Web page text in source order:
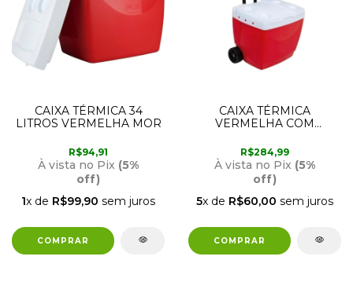
CAIXA TÉRMICA 34
LITROS VERMELHA MOR
R$94,91
À vista no Pix (5%
off)
1x de R$99,90 sem juros
CAIXA TÉRMICA
VERMELHA COM
MOR
R$284,99
À vista no Pix (5%
off)
5x de R$60,00 sem juros